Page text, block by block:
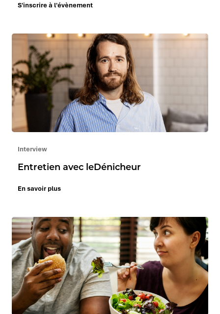
S'inscrire à l'évènement
Interview
Entretien avec leDénicheur
En savoir plus